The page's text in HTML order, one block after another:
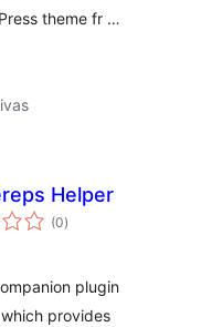
theme fr …
Helper
(0valoracións
totais
)
plugin
provides